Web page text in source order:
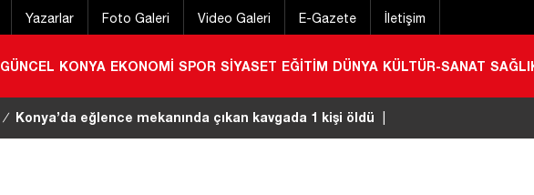
Yazarlar Foto Galeri Video Galeri E-Gazete İletişim
GÜNCEL KONYA EKONOMİ SPOR SİYASET EĞİTİM DÜNYA KÜLTÜR-SANAT
/ Konya’da otomobiller çarpıştı: 2 yaralı |